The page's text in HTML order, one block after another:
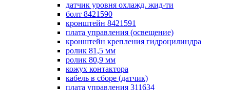
датчик уровня охлажд. жид-ти
болт 8421590
кронштейн 8421591
плата управления (освещение)
кронштейн крепления гидроцилиндра
ролик 81,5 мм
ролик 80,9 мм
кожух контактора
кабель в сборе (датчик)
плата управления 311634